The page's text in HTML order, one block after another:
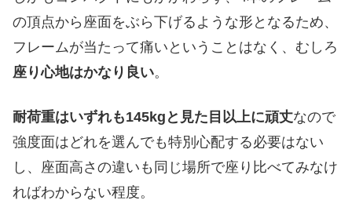
の頂点から座面をぶら下げるような形となるため、
フレームが当たって痛いということはなく、むしろ
座り心地はかなり良い。
耐荷重はいずれも145kgと見た目以上に頑丈なので
強度面はどれを選んでも特別心配する必要はない
し、座面高さの違いも同じ場所で座り比べてみなけ
ればわからない程度。